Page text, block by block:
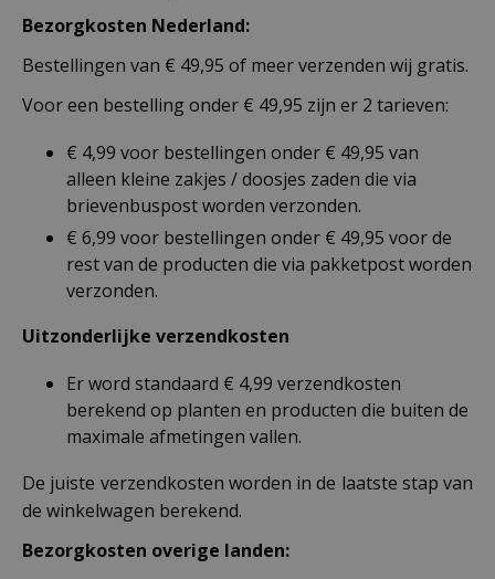
Bezorgkosten Nederland:
Bestellingen van € 49,95 of meer verzenden wij gratis.
Voor een bestelling onder € 49,95 zijn er 2 tarieven:
€ 4,99 voor bestellingen onder € 49,95 van
alleen kleine zakjes / doosjes zaden die via
brievenbuspost worden verzonden.
€ 6,99 voor bestellingen onder € 49,95 voor de
rest van de producten die via pakketpost worden
verzonden.
Uitzonderlijke verzendkosten
Er word standaard € 4,99 verzendkosten
berekend op planten en producten die buiten de
maximale afmetingen vallen.
De juiste verzendkosten worden in de laatste stap van
de winkelwagen berekend.
Bezorgkosten overige landen: